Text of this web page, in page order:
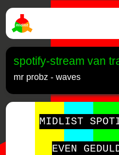
spotify-stream van
mr probz - waves
MIDLIST
EVEN